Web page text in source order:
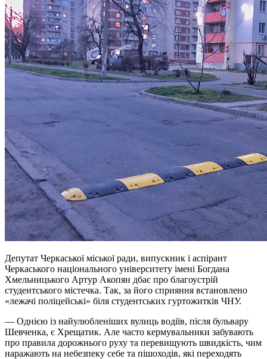
Депутат Черкаської міської ради, випускник і аспірант
Черкаського національного університету імені Богдана
Хмельницького Артур Акопян дбає про благоустрій
студентського містечка. Так, за його сприяння встановлено
«лежачі поліцейські» біля студентських гуртожитків ЧНУ.
— Однією із найулюбленіших вулиць водіїв, після бульвару
Шевченка, є Хрещатик. Але часто кермувальники забувають
про правила дорожнього руху та перевищують швидкість, чим
наражають на небезпеку себе та пішоходів, які переходять